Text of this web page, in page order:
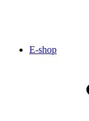
E-shop